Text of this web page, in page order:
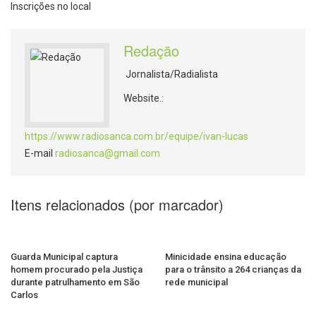
Inscrições no local
Redação
Jornalista/Radialista
Website.:
https://www.radiosanca.com.br/equipe/ivan-lucas
E-mail radiosanca@gmail.com
Itens relacionados (por marcador)
Guarda Municipal captura
homem procurado pela Justiça
durante patrulhamento em São
Carlos
Minicidade ensina educação
para o trânsito a 264 crianças da
rede municipal